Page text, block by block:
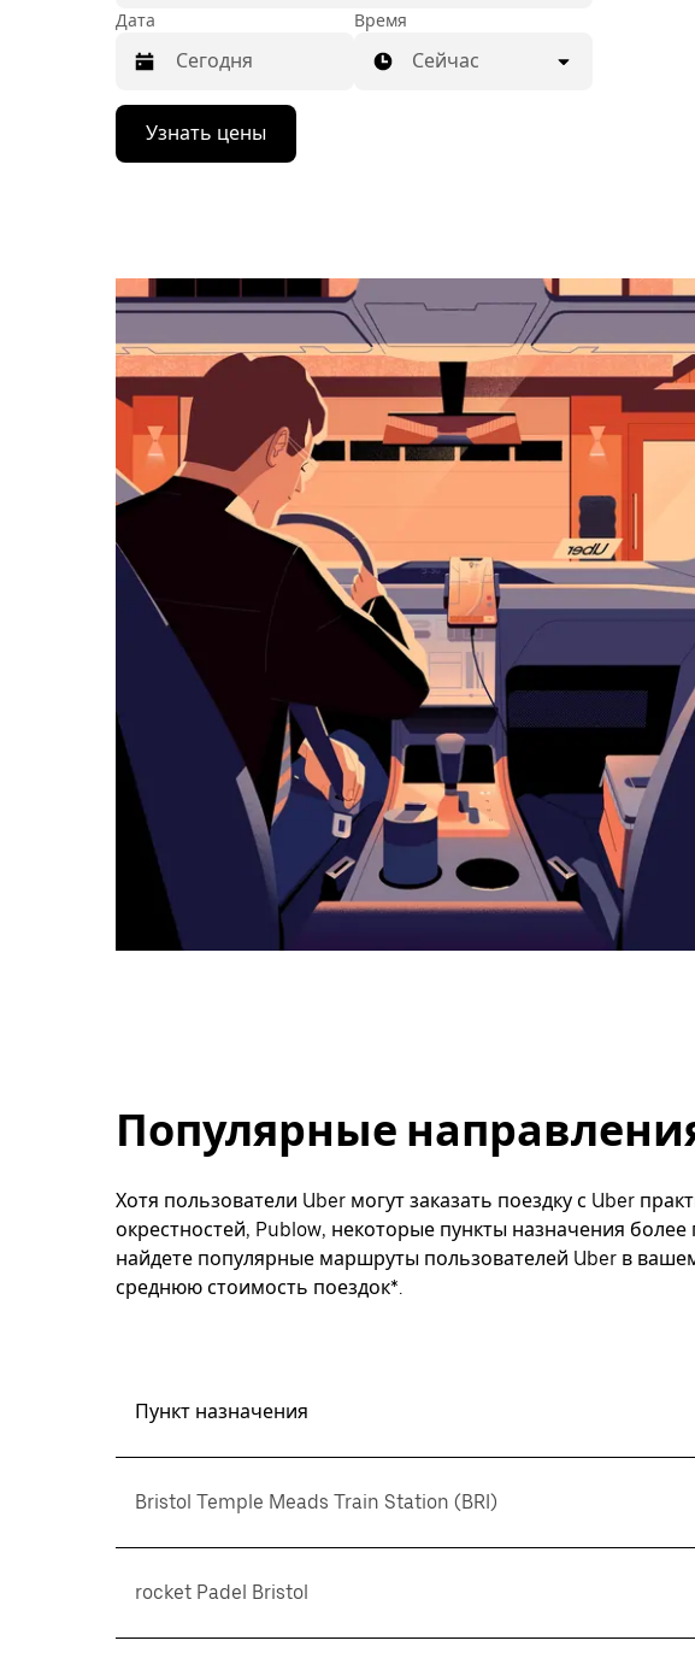
Дата
Нажмите
стрелку
вниз,
выбрать
дату.
закрыть
календарь,
нажмите
Esc.
Время
Сейчас
Узнать цены
Популярные
Хотя пользователи Uber могут заказать поездку с Uber
окрестностей, Publow, некоторые пункты назначения
найдете популярные маршруты пользователей Uber в
среднюю стоимость поездок*.
Пункт назначения
Bristol Temple Meads Train Station (BRI)
rocket Padel Bristol